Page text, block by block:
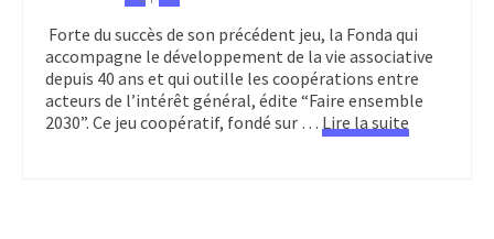
Forte du succès de son précédent jeu, la Fonda qui
accompagne le développement de la vie associative
depuis 40 ans et qui outille les coopérations entre
acteurs de l’intérêt général, édite “Faire ensemble
2030”. Ce jeu coopératif, fondé sur … Lire la suite